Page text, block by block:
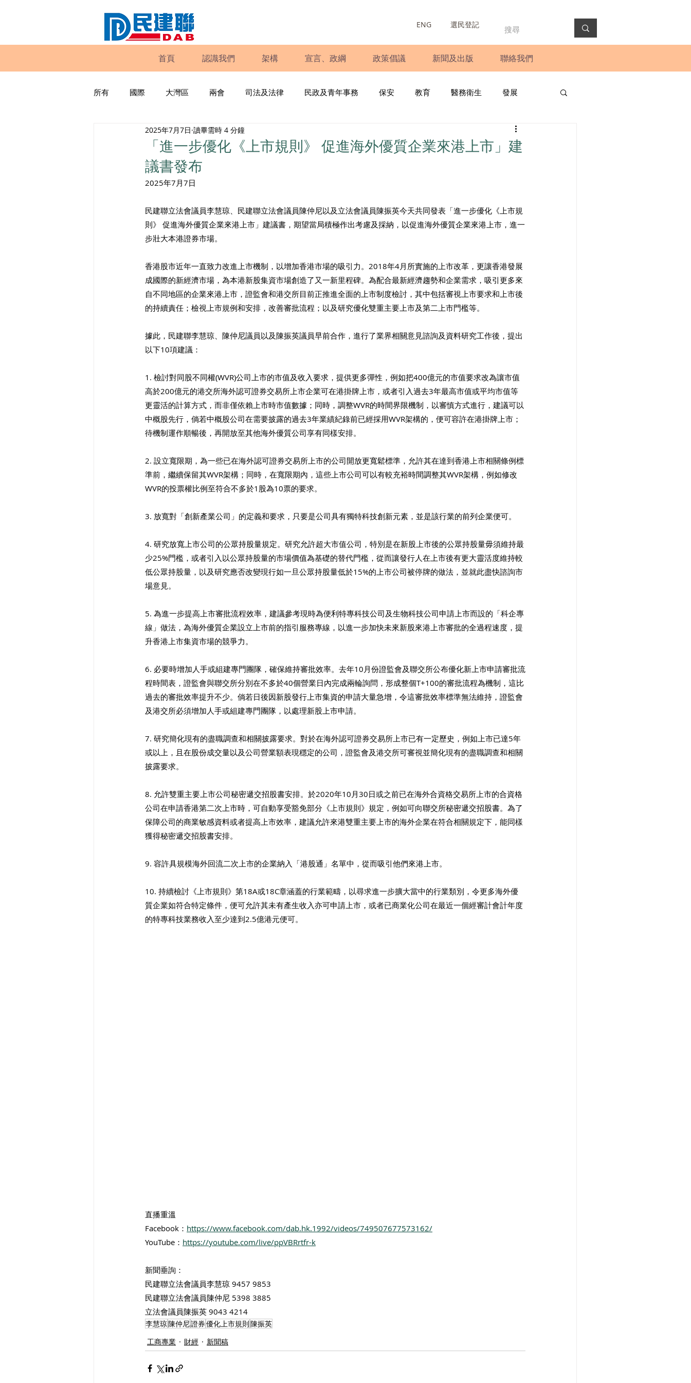
ENG 選民登記
首頁 認識我們 架構 宣言、政綱 政策倡議 新聞及出版 聯絡我們
所有 國際 大灣區 兩會 司法及法律 民政及青年事務 保安 教育 醫務衛生 發展
工商專業 家庭 圓桌會議
民建聯報告及建議書
議會監察 區議會
「進一步優化《上市規則》 促進海外優質企業來港上市」建
議書發布
2025年7月7日 讀畢需時 4 分鐘
2025年7月7日
民建聯立法會議員李慧琼、民建聯立法會議員陳仲尼以及立法會議員陳振英今天共同發表「進一步優化《上市規
則》 促進海外優質企業來港上市」建議書，期望當局積極作出考慮及採納，以促進海外優質企業來港上市，進一
步壯大本港證券市場。
香港股市近年一直致力改進上市機制，以增加香港市場的吸引力。2018年4月所實施的上市改革，更讓香港發展
成國際的新經濟市場，為本港新股集資市場創造了又一新里程碑。為配合最新經濟趨勢和企業需求，吸引更多來
自不同地區的企業來港上市，證監會和港交所目前正推進全面的上市制度檢討，其中包括審視上市要求和上市後
的持續責任；檢視上市規例和安排，改善審批流程；以及研究優化雙重主要上市及第二上市門檻等。
據此，民建聯李慧琼、陳仲尼議員以及陳振英議員早前合作，進行了業界相關意見諮詢及資料研究工作後，提出
以下10項建議：
1. 檢討對同股不同權(WVR)公司上市的市值及收入要求，提供更多彈性，例如把400億元的市值要求改為讓市值
高於200億元的港交所海外認可證券交易所上市企業可在港掛牌上市，或者引入過去3年最高市值或平均市值等
更靈活的計算方式，而非僅依賴上市時市值數據；同時，調整WVR的時間界限機制，以審慎方式進行，建議可以
中概股先行，倘若中概股公司在需要披露的過去3年業績紀錄前已經採用WVR架構的，便可容許在港掛牌上市；
待機制運作順暢後，再開放至其他海外優質公司享有同樣安排。
2. 設立寬限期，為一些已在海外認可證券交易所上市的公司開放更寬鬆標準，允許其在達到香港上市相關條例標
準前，繼續保留其WVR架構；同時，在寬限期內，這些上市公司可以有較充裕時間調整其WVR架構，例如修改
WVR的投票權比例至符合不多於1股為10票的要求。
3. 放寬對「創新產業公司」的定義和要求，只要是公司具有獨特科技創新元素，並是該行業的前列企業便可。
4. 研究放寬上市公司的公眾持股量規定。研究允許超大市值公司，特別是在新股上市後的公眾持股量毋須維持最
少25%門檻，或者引入以公眾持股量的市場價值為基礎的替代門檻，從而讓發行人在上市後有更大靈活度維持較
低公眾持股量，以及研究應否改變現行如一旦公眾持股量低於15%的上市公司被停牌的做法，並就此盡快諮詢市
場意見。
5. 為進一步提高上市審批流程效率，建議參考現時為便利特專科技公司及生物科技公司申請上市而設的「科企專
線」做法，為海外優質企業設立上市前的指引服務專線，以進一步加快未來新股來港上市審批的全過程速度，提
升香港上市集資市場的競爭力。
6. 必要時增加人手或組建專門團隊，確保維持審批效率。去年10月份證監會及聯交所公布優化新上市申請審批流
程時間表，證監會與聯交所分別在不多於40個營業日內完成兩輪詢問，形成整個T+100的審批流程為機制，這比
過去的審批效率提升不少。倘若日後因新股發行上市集資的申請大量急增，令這審批效率標準無法維持，證監會
及港交所必須增加人手或組建專門團隊，以處理新股上市申請。
7. 研究簡化現有的盡職調查和相關披露要求。對於在海外認可證券交易所上市已有一定歷史，例如上市已達5年
或以上，且在股份成交量以及公司營業額表現穩定的公司，證監會及港交所可審視並簡化現有的盡職調查和相關
披露要求。
8. 允許雙重主要上市公司秘密遞交招股書安排。於2020年10月30日或之前已在海外合資格交易所上市的合資格
公司在申請香港第二次上市時，可自動享受豁免部分《上市規則》規定，例如可向聯交所秘密遞交招股書。為了
保障公司的商業敏感資料或者提高上市效率，建議允許來港雙重主要上市的海外企業在符合相關規定下，能同樣
獲得秘密遞交招股書安排。
9. 容許具規模海外回流二次上市的企業納入「港股通」名單中，從而吸引他們來港上市。
10. 持續檢討《上市規則》第18A或18C章涵蓋的行業範疇，以尋求進一步擴大當中的行業類別，令更多海外優
質企業如符合特定條件，便可允許其未有產生收入亦可申請上市，或者已商業化公司在最近一個經審計會計年度
的特專科技業務收入至少達到2.5億港元便可。
直播重溫
Facebook： https://www.facebook.com/dab.hk.1992/videos/749507677573162/
YouTube： https://youtube.com/live/ppVBRrtfr-k
新聞垂詢：
民建聯立法會議員李慧琼 9457 9853
民建聯立法會議員陳仲尼 5398 3885
立法會議員陳振英 9043 4214
李慧琼陳仲尼證券優化上市規則陳振英
工商專業
財經 新聞稿